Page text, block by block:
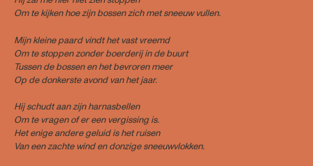
Om te kijken hoe zijn bossen zich met sneeuw vullen.
Mijn kleine paard vindt het vast vreemd
Om te stoppen zonder boerderij in de buurt
Tussen de bossen en het bevroren meer
Op de donkerste avond van het jaar.
Hij schudt aan zijn harnasbellen
Om te vragen of er een vergissing is.
Het enige andere geluid is het ruisen
Van een zachte wind en donzige sneeuwvlokken.